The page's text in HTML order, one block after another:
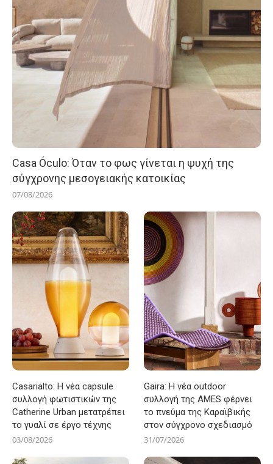
Casa Óculo: Όταν το φως γίνεται η ψυχή της
σύγχρονης μεσογειακής κατοικίας
07/08/2026
Casarialto: Η νέα capsule
συλλογή φωτιστικών της
Catherine Urban μετατρέπει
το γυαλί σε έργο τέχνης
03/08/2026
Gaira: Η νέα outdoor
συλλογή της AMES φέρνει
το πνεύμα της Καραϊβικής
στον σύγχρονο σχεδιασμό
31/07/2026